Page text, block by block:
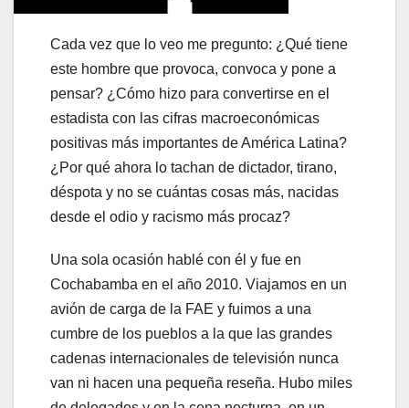
Cada vez que lo veo me pregunto: ¿Qué tiene
este hombre que provoca, convoca y pone a
pensar? ¿Cómo hizo para convertirse en el
estadista con las cifras macroeconómicas
positivas más importantes de América Latina?
¿Por qué ahora lo tachan de dictador, tirano,
déspota y no se cuántas cosas más, nacidas
desde el odio y racismo más procaz?
Una sola ocasión hablé con él y fue en
Cochabamba en el año 2010. Viajamos en un
avión de carga de la FAE y fuimos a una
cumbre de los pueblos a la que las grandes
cadenas internacionales de televisión nunca
van ni hacen una pequeña reseña. Hubo miles